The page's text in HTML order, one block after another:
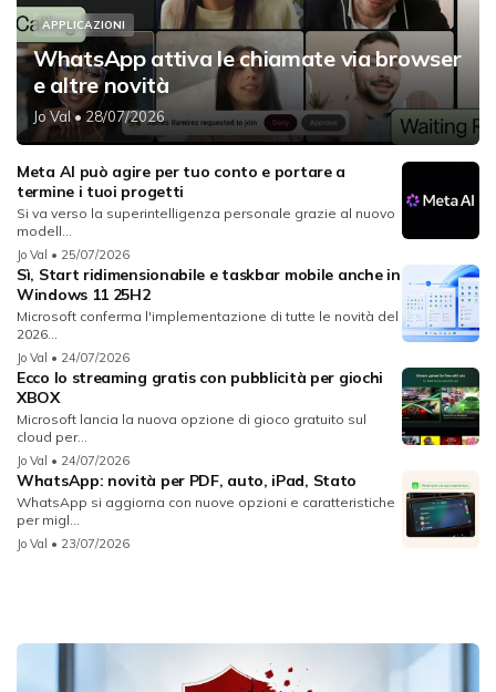
APPLICAZIONI
WhatsApp attiva le chiamate via browser
e altre novità
Jo Val• 28/07/2026
Meta AI può agire per tuo conto e portare a
termine i tuoi progetti
Si va verso la superintelligenza personale grazie al nuovo
modell...
Jo Val • 25/07/2026
Sì, Start ridimensionabile e taskbar mobile anche in
Windows 11 25H2
Microsoft conferma l'implementazione di tutte le novità del
2026...
Jo Val • 24/07/2026
Ecco lo streaming gratis con pubblicità per giochi
XBOX
Microsoft lancia la nuova opzione di gioco gratuito sul
cloud per...
Jo Val • 24/07/2026
WhatsApp: novità per PDF, auto, iPad, Stato
WhatsApp si aggiorna con nuove opzioni e caratteristiche
per migl...
Jo Val • 23/07/2026